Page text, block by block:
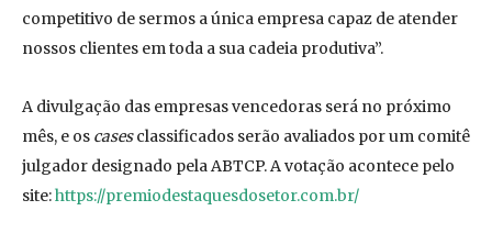
competitivo de sermos a única empresa capaz de atender
nossos clientes em toda a sua cadeia produtiva”.
A divulgação das empresas vencedoras será no próximo
mês, e os casesclassificados serão avaliados por um comitê
julgador designado pela ABTCP. A votação acontece pelo
site:https://premiodestaquesdosetor.com.br/